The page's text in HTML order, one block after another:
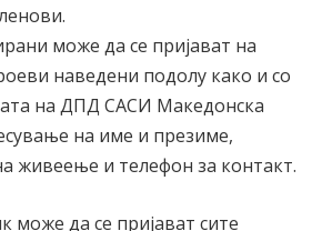
може да се пријават на
наведени подолу како и со
на ДПД САСИ Македонска
на име и презиме,
живеење и телефон за контакт.
може да се пријават сите